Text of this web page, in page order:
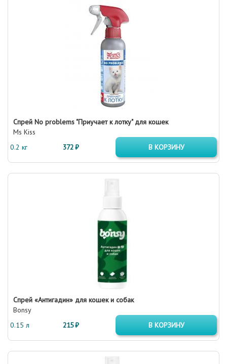
Спрей No problems "Приучает к лотку" для кошек
Ms Kiss
0.2 кг
372 ₽ В КОРЗИНУ
Спрей «Антигадин» для кошек и собак
Bonsy
0.15 л
215 ₽ В КОРЗИНУ